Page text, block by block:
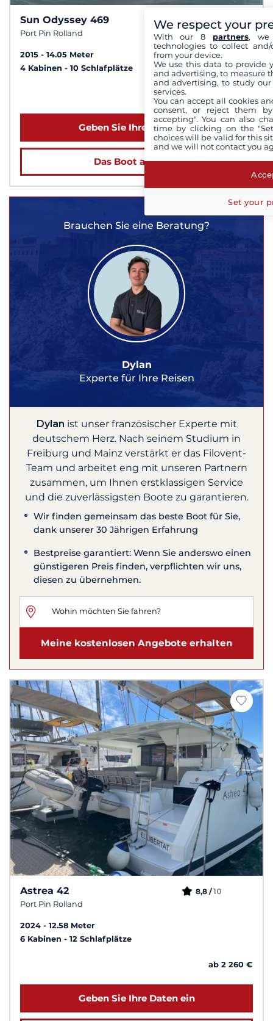
Sun Odyssey 469
Port Pin Rolland
8,2 / 10
2015
14.05 Meter
4 Kabinen
10 Schlafplätze
Geben Sie Ihre Daten ein
Das Boot ansehen
Brauchen Sie eine Beratung?
Dylan
Experte für Ihre Reisen
Dylan ist unser französischer Experte mit
deutschem Herz. Nach seinem Studium in
Freiburg und Mainz verstärkt er das Filovent-
Team und arbeitet eng mit unseren Partnern
zusammen, um Ihnen erstklassigen Service
und die zuverlässigsten Boote zu garantieren.
Wir finden gemeinsam das beste Boot für Sie,
dank unserer 30 Jährigen Erfahrung
Bestpreise garantiert: Wenn Sie anderswo einen
günstigeren Preis finden, verpflichten wir uns,
diesen zu übernehmen.
Meine kostenlosen Angebote erhalten
Astrea 42
Port Pin Rolland
8,8 /10
2024
12.58 Meter
6 Kabinen
12 Schlafplätze
ab 2 260 €
Geben Sie Ihre Daten ein
We respect your
With our 8 partners, we
technologies to collect
from your device.
We use this data to provide
and advertising, to measure
and advertising, to study
services.
You can accept all cookies
consent, or reject them
accepting". You can also
time by clicking on the
choices will be valid for this
and we will not contact you
Set your